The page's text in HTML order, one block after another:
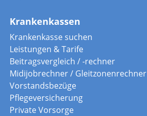
Krankenkassen
Krankenkasse suchen
Leistungen & Tarife
Beitragsvergleich / -rechner
Midijobrechner / Gleitzonenrechner
Vorstandsbezüge
Pflegeversicherung
Private Vorsorge